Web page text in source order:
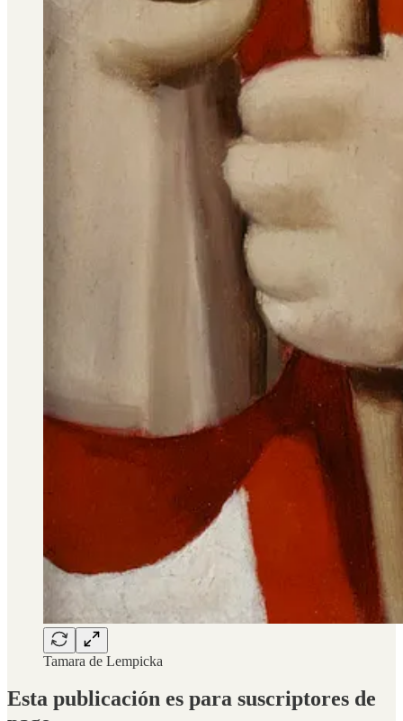
Tamara de Lempicka
Esta publicación es para suscriptores de